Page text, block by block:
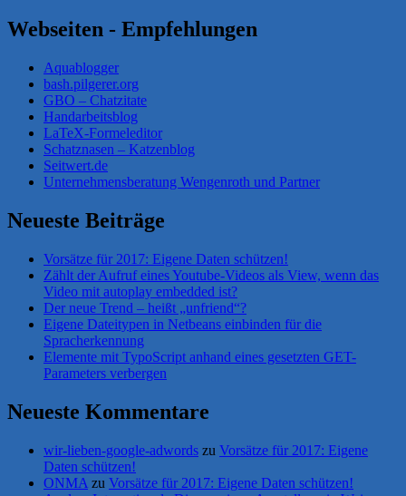
Webseiten - Empfehlungen
Aquablogger
bash.pilgerer.org
GBO – Chatzitate
Handarbeitsblog
LaTeX-Formeleditor
Schatznasen – Katzenblog
Seitwert.de
Unternehmensberatung Wengenroth und Partner
Neueste Beiträge
Vorsätze für 2017: Eigene Daten schützen!
Zählt der Aufruf eines Youtube-Videos als View, wenn das
Video mit autoplay embedded ist?
Der neue Trend – heißt „unfriend“?
Eigene Dateitypen in Netbeans einbinden für die
Spracherkennung
Elemente mit TypoScript anhand eines gesetzten GET-
Parameters verbergen
Neueste Kommentare
wir-lieben-google-adwords zu Vorsätze für 2017: Eigene
Daten schützen!
ONMA zu Vorsätze für 2017: Eigene Daten schützen!